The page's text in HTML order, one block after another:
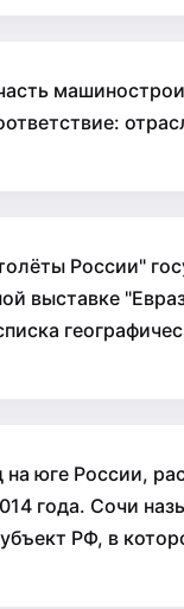
России"
выставке
юге России,
года. Сочи
РФ, в